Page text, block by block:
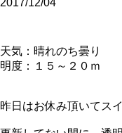
2017/12/04
天気：晴れのち曇
明度：１５～２０ｍ
昨日はお休み頂いてス